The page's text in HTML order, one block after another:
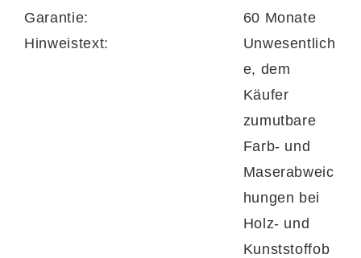
Edler Lederbezug mit
Kontrastnaht
Optisch begeistert der XXL-Hocker durch
dunkelgrauen Lederbezug
. Diese raffinierte
Kombination verleiht dem Möbelstück eine
moderne, zugleich wohnlich-elegante
Ausstrahlung. Der Hocker wird so nicht nur
zur funktionalen Ergänzung, sondern auch
Garantie:
60 Monate
Hinweistext:
Unwesentlich
e, dem
Käufer
zumutbare
Farb- und
Maserabweic
hungen bei
Holz- und
Kunststoffob